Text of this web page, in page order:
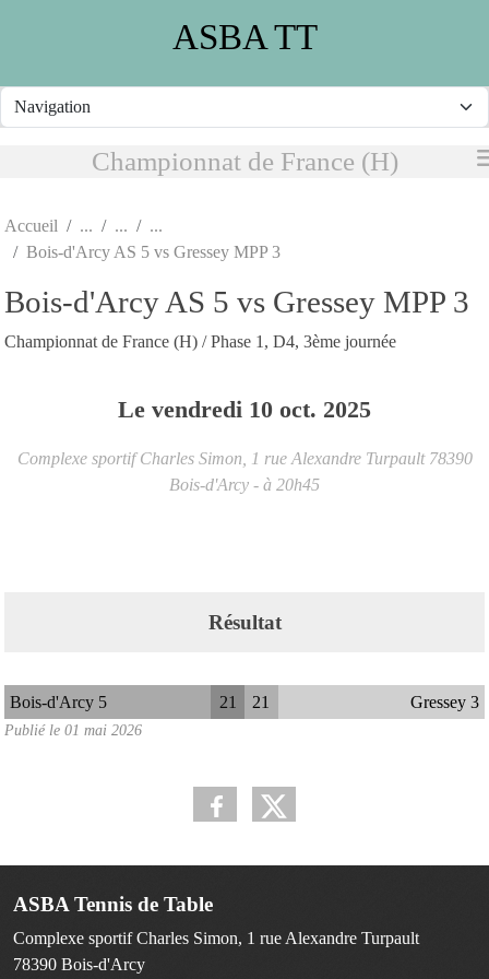
ASBA TT
Championnat de France (H)
Accueil
Bois-d'Arcy AS 5 vs Gressey MPP 3
Bois-d'Arcy AS 5 vs Gressey MPP 3
Championnat de France (H) / Phase 1, D4, 3ème journée
Le vendredi 10 oct. 2025
Complexe sportif Charles Simon, 1 rue Alexandre Turpault 78390
Bois-d'Arcy - à 20h45
Résultat
Bois-d'Arcy 5 21 21 Gressey 3
Publié le 01 mai 2026
ASBA Tennis de Table
Complexe sportif Charles Simon, 1 rue Alexandre Turpault
78390 Bois-d'Arcy